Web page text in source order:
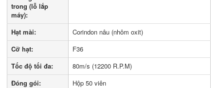
trong (lỗ lắp
máy):
Hạt mài:
Corindon nâu (nhôm oxit)
Cỡ hạt:
F36
Tốc độ tối đa:
80m/s (12200 R.P.M)
Đóng gói:
Hộp 50 viên